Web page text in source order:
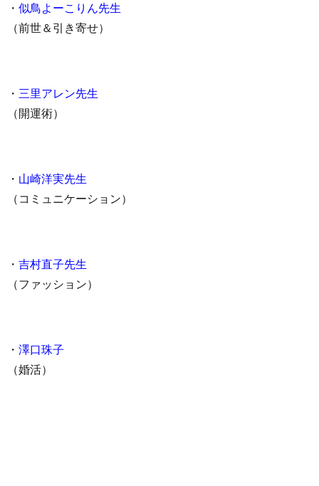
・ 似鳥よーこりん先生
（前世＆引き寄せ）
・ 三里アレン先生
（開運術）
・ 山崎洋実先生
（コミュニケーション）
・ 吉村直子先生
（ファッション）
・ 澤口珠子
（婚活）